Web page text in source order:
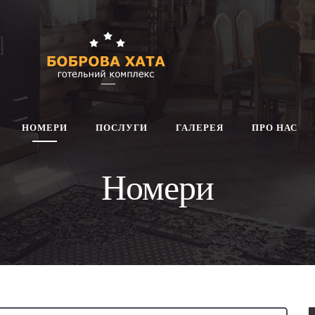
НОМЕРИ ПОСЛУГИ ГАЛЕРЕЯ ПРО НАС
Номери